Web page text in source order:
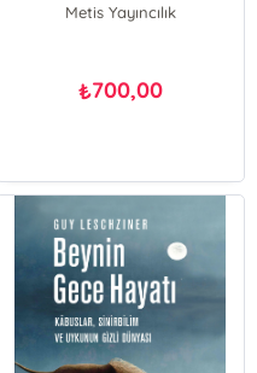
Metis Yayıncılık
₺700,00